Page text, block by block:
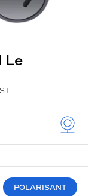
Le
POLARISANT